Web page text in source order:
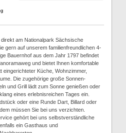
am Nationalpark Sächsische
gern auf unserem familienfreundlichen 4-
Bauernhof aus dem Jahr 1797 befindet
und bietet Ihnen komfortable
eingerichteter Küche, Wohnzimmer,
Die zugehörige große Sonnen-
und Grill lädt zum Sonne genießen oder
eines erlebnisreichen Tages ein.
oder eine Runde Dart, Billard oder
müssen Sie bei uns verzichten.
gehört bei uns selbstverständliche
ein Gasthaus und